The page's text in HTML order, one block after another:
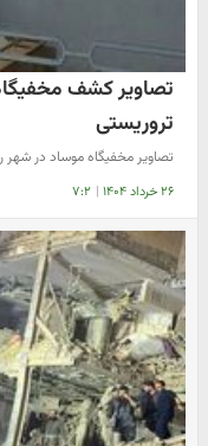
تصاویر کشف
تروریستی
تصاویر مخفیگاه موساد در
۲۶ خرداد ۱۴۰۴ | ۷:۲